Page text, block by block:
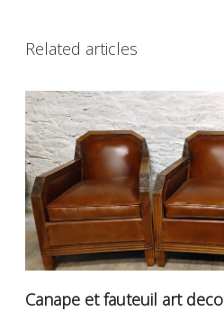
Related articles
Canape et fauteuil art deco